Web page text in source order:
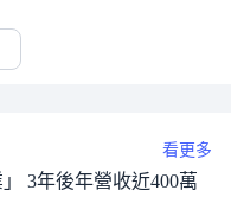
看更多
3年後年營收近400萬